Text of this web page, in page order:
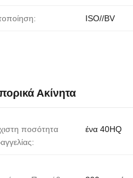
ISO//BV
Ακίνητα
ποσότητα
ένα 40HQ